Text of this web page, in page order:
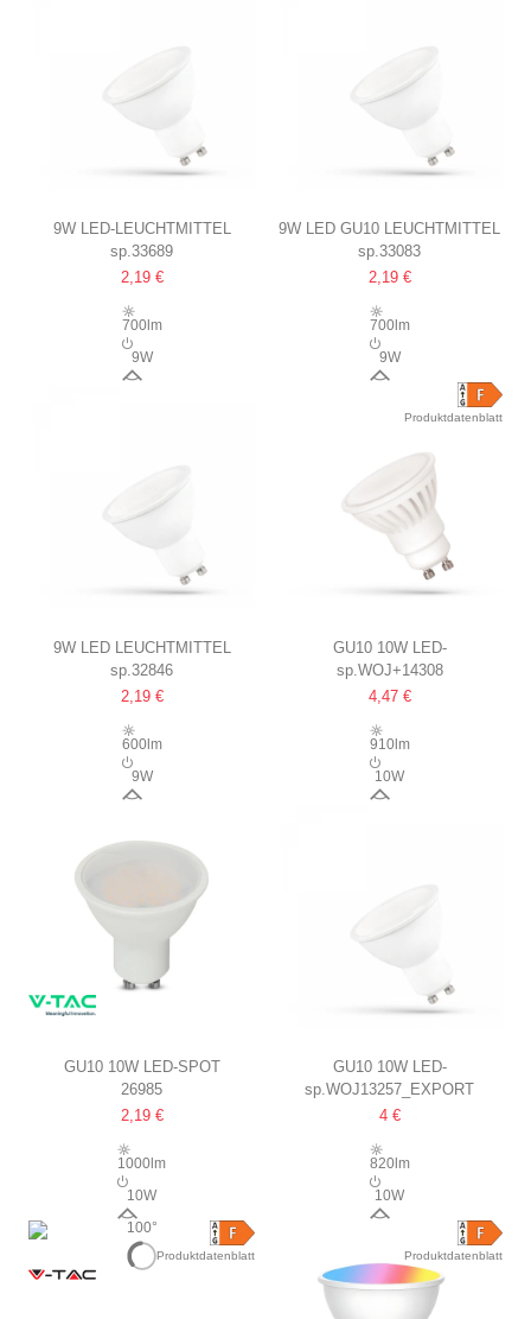
9W LED-LEUCHTMITTEL
230V, GU10
sp.33689
2,19 €
700lm
9W
9W LED GU10 LEUCHTMITTEL
NEUTRALWEISS, E
NTSPRICHT 100W, I
NNEN/AUSSEN
sp.33083
2,19 €
700lm
9W
9W LED LEUCHTMITTEL
230V
sp.32846
2,19 €
600lm
9W
Produktdatenblatt
GU10 10W LED-
LEUCHTMITTEL
KERAMIK
sp.WOJ+14308
4,47 €
910lm
10W
GU10 10W LED-SPOT
MATTIERT
26985
2,19 €
1000lm
10W
100°
GU10 10W LED-
LEUCHTMITTEL
MATTIERT
sp.WOJ13257_EXPORT
4 €
820lm
10W
Produktdatenblatt Produktdatenblatt